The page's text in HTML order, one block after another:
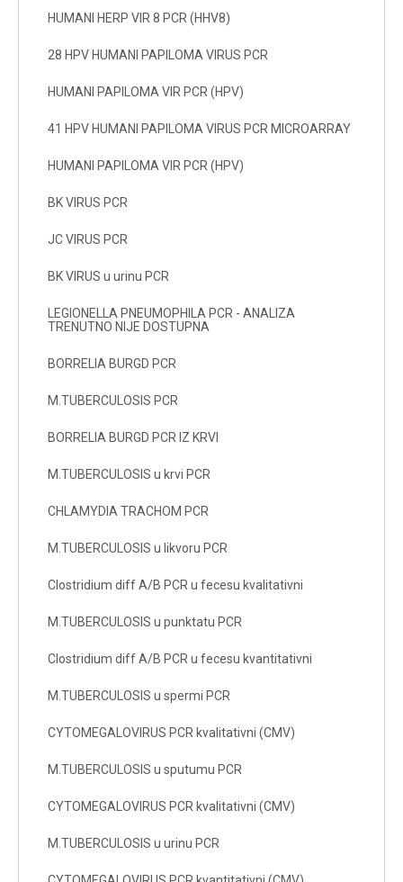
HUMANI HERP VIR 8 PCR (HHV8)
28 HPV HUMANI PAPILOMA VIRUS PCR
HUMANI PAPILOMA VIR PCR (HPV)
41 HPV HUMANI PAPILOMA VIRUS PCR MICROARRAY
HUMANI PAPILOMA VIR PCR (HPV)
BK VIRUS PCR
JC VIRUS PCR
BK VIRUS u urinu PCR
LEGIONELLA PNEUMOPHILA PCR - ANALIZA
TRENUTNO NIJE DOSTUPNA
BORRELIA BURGD PCR
M.TUBERCULOSIS PCR
BORRELIA BURGD PCR IZ KRVI
M.TUBERCULOSIS u krvi PCR
CHLAMYDIA TRACHOM PCR
M.TUBERCULOSIS u likvoru PCR
Clostridium diff A/B PCR u fecesu kvalitativni
M.TUBERCULOSIS u punktatu PCR
Clostridium diff A/B PCR u fecesu kvantitativni
M.TUBERCULOSIS u spermi PCR
CYTOMEGALOVIRUS PCR kvalitativni (CMV)
M.TUBERCULOSIS u sputumu PCR
CYTOMEGALOVIRUS PCR kvalitativni (CMV)
M.TUBERCULOSIS u urinu PCR